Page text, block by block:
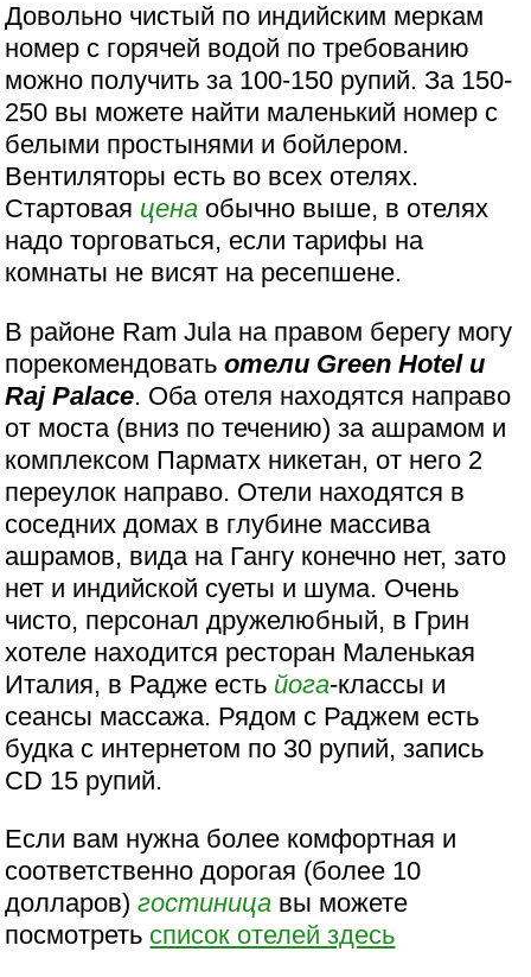
Довольно чистый по индийским меркам
номер с горячей водой по требованию
можно получить за 100-150 рупий. За 150-
250 вы можете найти маленький номер с
белыми простынями и бойлером.
Вентиляторы есть во всех отелях.
Стартовая цена обычно выше, в отелях
надо торговаться, если тарифы на
комнаты не висят на ресепшене.
В районе Ram Jula на правом берегу могу
порекомендовать отели Green Hotel и
Raj Palace. Оба отеля находятся направо
от моста (вниз по течению) за ашрамом и
комплексом Парматх никетан, от него 2
переулок направо. Отели находятся в
соседних домах в глубине массива
ашрамов, вида на Гангу конечно нет, зато
нет и индийской суеты и шума. Очень
чисто, персонал дружелюбный, в Грин
хотеле находится ресторан Маленькая
Италия, в Радже есть йога-классы и
сеансы массажа. Рядом с Раджем есть
будка с интернетом по 30 рупий, запись
CD 15 рупий.
Если вам нужна более комфортная и
соответственно дорогая (более 10
долларов)гостиница вы можете
посмотреть список отелей здесь